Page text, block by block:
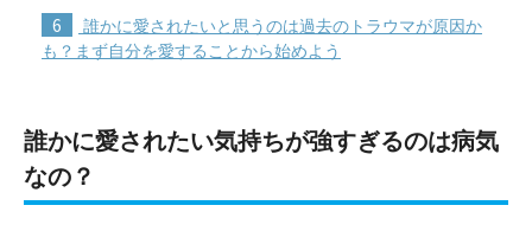
6
誰かに愛されたいと思うのは過去のトラウマが原因か
も？まず自分を愛することから始めよう
誰かに愛されたい気持ちが強すぎるのは病気
なの？